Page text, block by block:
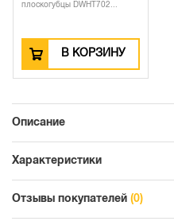
плоскогубцы DWHT702...
В КОРЗИНУ
Описание
Характеристики
Отзывы покупателей (0)